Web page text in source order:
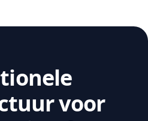
voor